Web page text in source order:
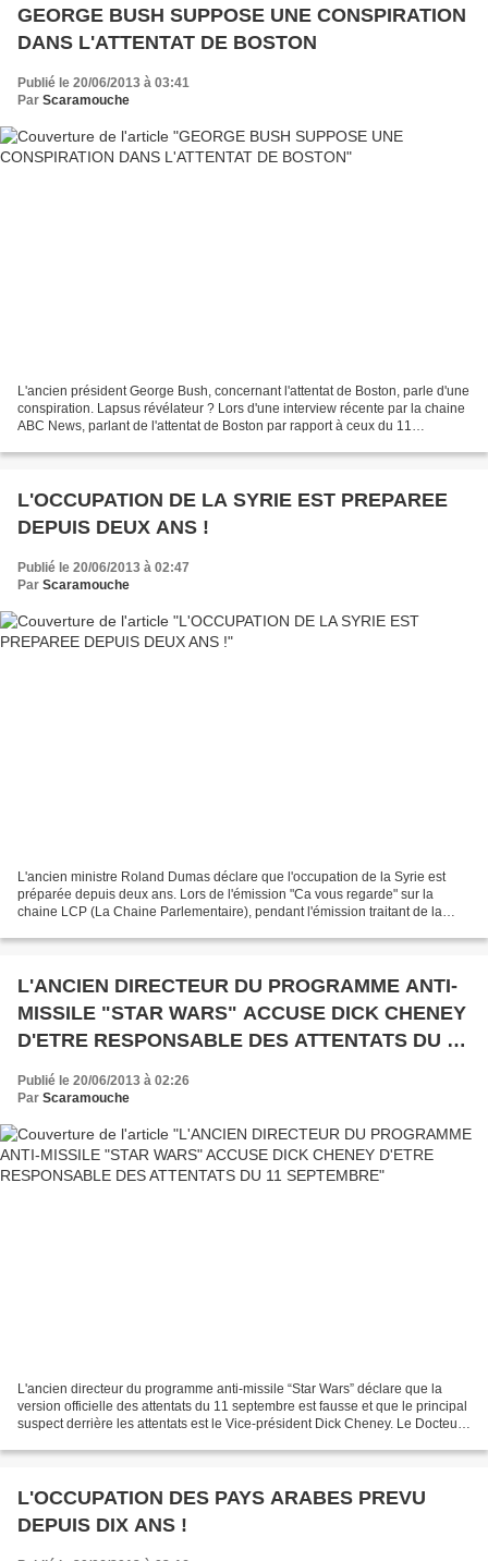
GEORGE BUSH SUPPOSE UNE CONSPIRATION
DANS L'ATTENTAT DE BOSTON
Publié le 20/06/2013 à 03:41
Par Scaramouche
L'ancien président George Bush, concernant l'attentat de Boston, parle d'une
conspiration. Lapsus révélateur ? Lors d'une interview récente par la chaine
ABC News, parlant de l'attentat de Boston par rapport à ceux du 11
L'OCCUPATION DE LA SYRIE EST PREPAREE
DEPUIS DEUX ANS !
Publié le 20/06/2013 à 02:47
Par Scaramouche
L'ancien ministre Roland Dumas déclare que l'occupation de la Syrie est
préparée depuis deux ans. Lors de l'émission "Ca vous regarde" sur la
chaine LCP (La Chaine Parlementaire), pendant l'émission traitant de la
L'ANCIEN DIRECTEUR DU PROGRAMME ANTI-
MISSILE "STAR WARS" ACCUSE DICK CHENEY
D'ETRE RESPONSABLE DES ATTENTATS DU 11
Publié le 20/06/2013 à 02:26
Par Scaramouche
L'ancien directeur du programme anti-missile “Star Wars” déclare que la
version officielle des attentats du 11 septembre est fausse et que le principal
suspect derrière les attentats est le Vice-président Dick Cheney. Le Docteur
L'OCCUPATION DES PAYS ARABES PREVU
DEPUIS DIX ANS !